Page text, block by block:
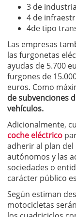
3 de
4 de
4de tipo
Las empresas
las furgonetas
ayudas de 5.700
furgones de
euros. Como
de subvenciones
vehículos.
Adicionalmente,
coche eléctrico
adherir al plan del
autónomos y las
sociedades o
carácter público
Según estiman
motocicletas